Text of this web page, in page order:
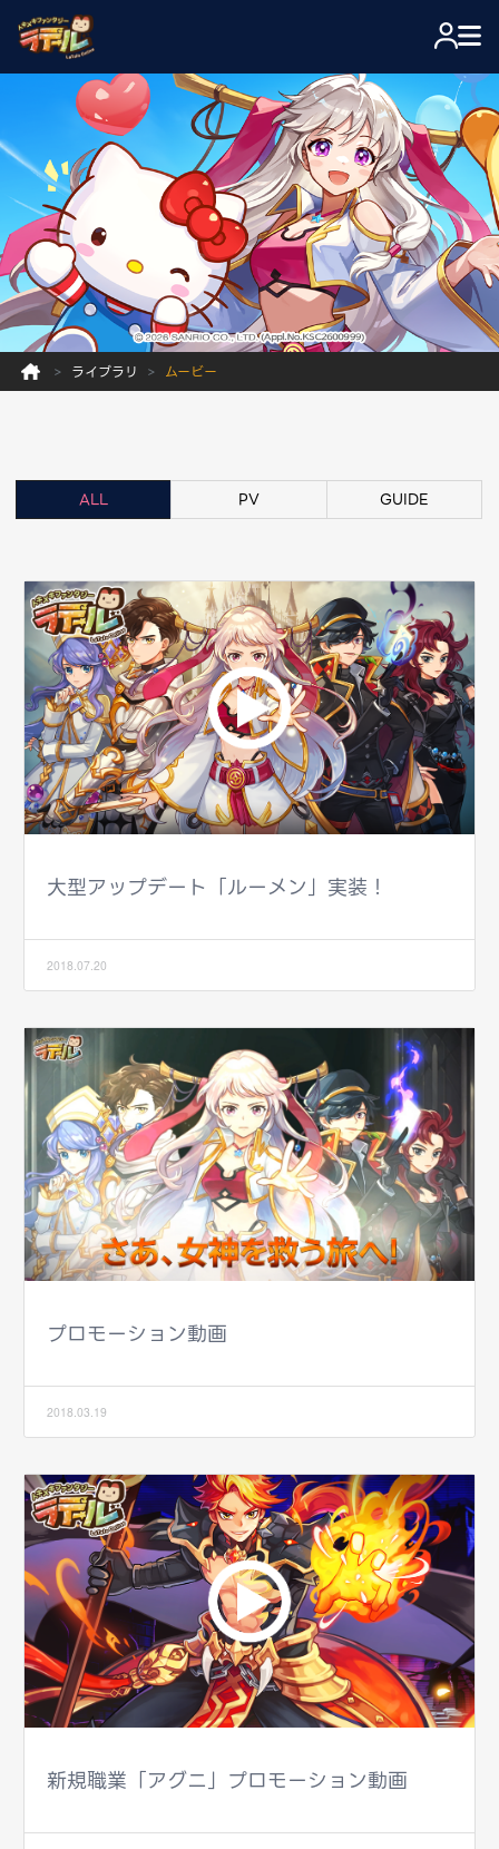
ライブラリ ムービー
ALL PV GUIDE
大型アップデート「ルーメン」実装！
2018.07.20
プロモーション動画
2018.03.19
新規職業「アグニ」プロモーション動画